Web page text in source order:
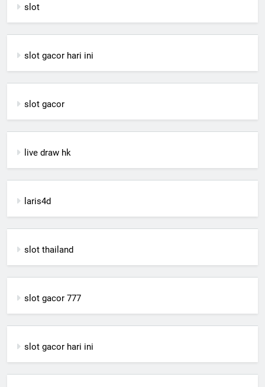
slot
slot gacor hari ini
slot gacor
live draw hk
laris4d
slot thailand
slot gacor 777
slot gacor hari ini